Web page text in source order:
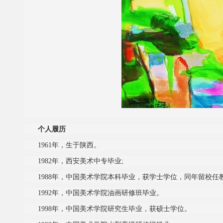
个人履历
1961年，生于陕西。
1982年，西安美术中专毕业;
1988年，中国美术学院本科毕业，获学士学位，同年留校任
1992年，中国美术学院油画研修班毕业。
1998年，中国美术学院研究生毕业，获硕士学位。